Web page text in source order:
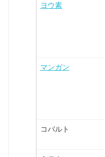
ヨウ素
マンガン
コバルト